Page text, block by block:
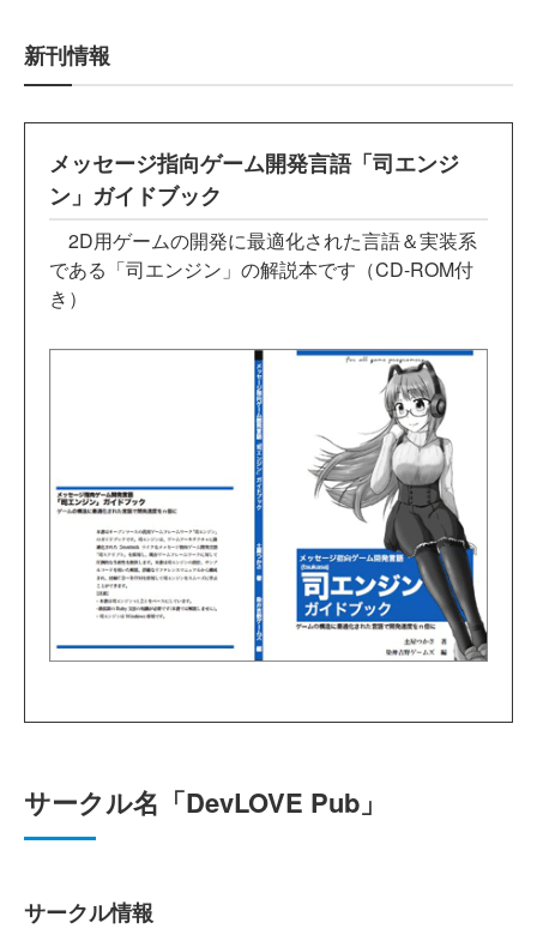
新刊情報
メッセージ指向ゲーム開発言語「司エンジ
ン」ガイドブック
2D用ゲームの開発に最適化された言語＆実装系
である「司エンジン」の解説本です（CD-ROM付
き）
サークル名「DevLOVE Pub」
サークル情報